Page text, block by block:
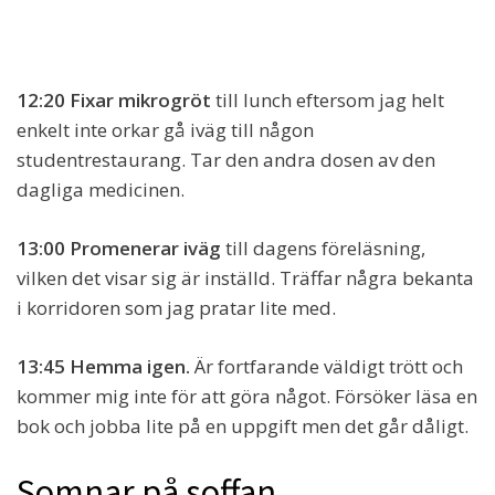
12:20 Fixar mikrogröt till lunch eftersom jag helt
enkelt inte orkar gå iväg till någon
studentrestaurang. Tar den andra dosen av den
dagliga medicinen.
13:00 Promenerar iväg till dagens föreläsning,
vilken det visar sig är inställd. Träffar några bekanta
i korridoren som jag pratar lite med.
13:45 Hemma igen. Är fortfarande väldigt trött och
kommer mig inte för att göra något. Försöker läsa en
bok och jobba lite på en uppgift men det går dåligt.